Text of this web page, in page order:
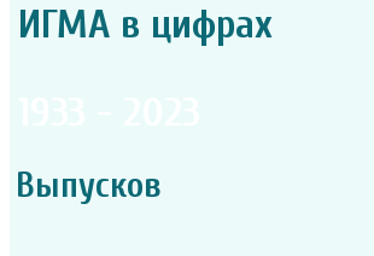
ИГМА в цифрах
Выпусков